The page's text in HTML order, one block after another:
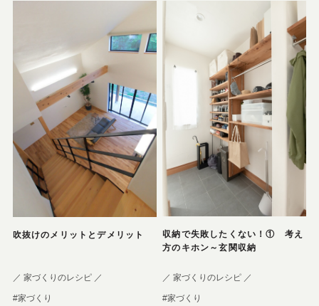
吹抜けのメリットとデメリット
／ 家づくりのレシピ ／
#家づくり
収納で失敗したくない！① 考え
方のキホン～玄関収納
／ 家づくりのレシピ ／
#家づくり